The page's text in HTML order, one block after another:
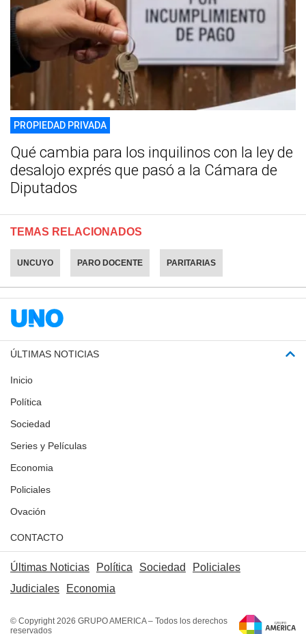
PROPIEDAD PRIVADA
Qué cambia para los inquilinos con la ley de
desalojo exprés que pasó a la Cámara de
Diputados
TEMAS RELACIONADOS
UNCUYO PARO DOCENTE PARITARIAS
ÚLTIMAS NOTICIAS
Inicio
Política
Sociedad
Series y Películas
Economia
Policiales
Ovación
CONTACTO
Últimas Noticias Política Sociedad
Policiales
Judiciales
Economia
© Copyright 2026 GRUPO AMERICA – Todos los derechos
reservados